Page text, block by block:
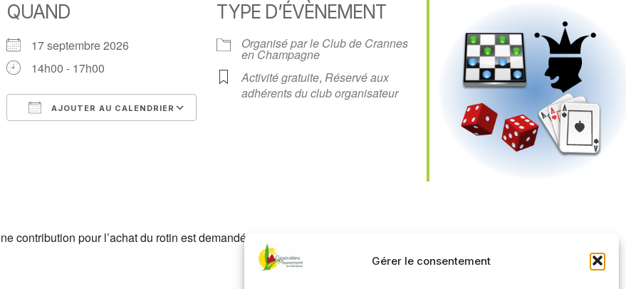
Gérer le consentement
QUAND
17 septembre 2026
14h00 - 17h00
AJOUTER AU CALENDRIER
Office 365
TYPE D’ÉVÈNEMENT
Organisé par le Club de Crannes
en Champagne
Activité gratuite,Réservé aux
adhérents du club organisateur
contribution pour l’achat du rotin est demandée)